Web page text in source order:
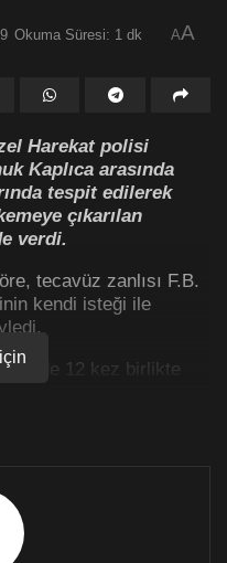
Okuma Süresi: 1 dk AA
Harekat polisi
Kaplıca arasında
tespit edilerek
çıkarılan
verdi.
tecavüz zanlısı F.B.
kendi isteği ile
12 kez birlikte
canlı mermi, 8
canlı, mermi ve
tespit edildi.